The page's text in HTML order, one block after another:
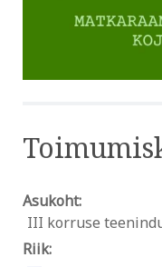
Asukoht:
III korruse
Riik: